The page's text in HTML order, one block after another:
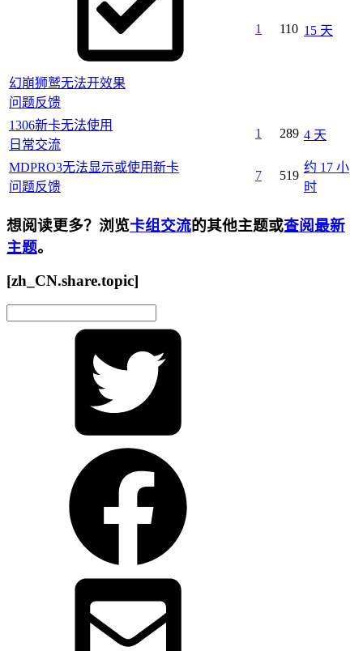
幻崩狮鹫无法开效果
问题反馈
1 110 15 天
1306新卡无法使用
日常交流
1 289 4 天
MDPRO3无法显示或使用新卡
问题反馈
7 519
约 17 小
时
想阅读更多？浏览卡组交流的其他主题或查阅最新
主题。
[zh_CN.share.topic]